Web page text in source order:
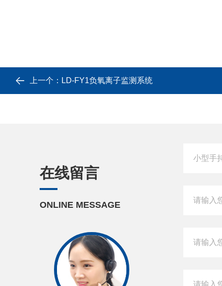
上一个： LD-FY1负氧离子监测系统
在线留言
ONLINE MESSAGE